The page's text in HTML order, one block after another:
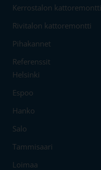
Kerrostalon kattoremontti
Rivitalon kattoremontti
Pihakannet
Referenssit
Helsinki
Espoo
Hanko
Salo
Tammisaari
Loimaa